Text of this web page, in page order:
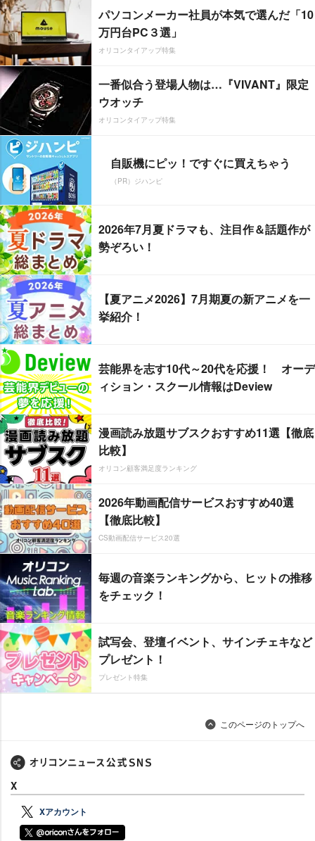
パソコンメーカー社員が本気で選んだ「10
万円台PC３選」
オリコンタイアップ特集
一番似合う登場人物は…『VIVANT』限定
ウオッチ
オリコンタイアップ特集
自販機にピッ！ですぐに買えちゃう
（PR）ジハンピ
2026年7月夏ドラマも、注目作＆話題作が
勢ぞろい！
【夏アニメ2026】7月期夏の新アニメを一
挙紹介！
芸能界を志す10代～20代を応援！ オーデ
ィション・スクール情報はDeview
漫画読み放題サブスクおすすめ11選【徹底
比較】
オリコン顧客満足度ランキング
2026年動画配信サービスおすすめ40選
【徹底比較】
CS動画配信サービス20選
毎週の音楽ランキングから、ヒットの推移
をチェック！
試写会、登壇イベント、サインチェキなど
プレゼント！
プレゼント特集
このページのトップへ
X
Xアカウント